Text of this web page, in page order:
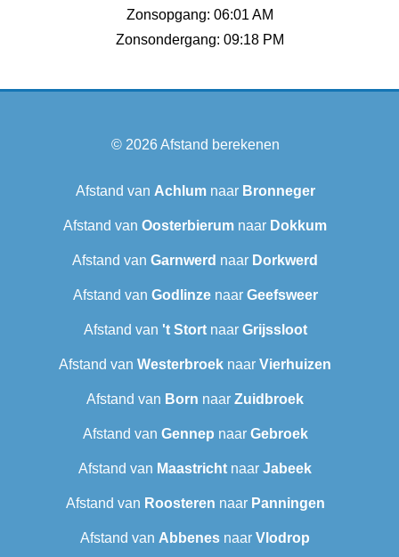
Zonsopgang: 06:01 AM
Zonsondergang: 09:18 PM
© 2026Afstand berekenen
Afstand van Achlumnaar Bronneger
Afstand van Oosterbierum naar Dokkum
Afstand van Garnwerd naar Dorkwerd
Afstand van Godlinzenaar Geefsweer
Afstand van 't Stortnaar Grijssloot
Afstand van Westerbroek naar Vierhuizen
Afstand van Born naar Zuidbroek
Afstand van Gennep naar Gebroek
Afstand van Maastricht naar Jabeek
Afstand van Roosteren naar Panningen
Afstand van Abbenes naar Vlodrop